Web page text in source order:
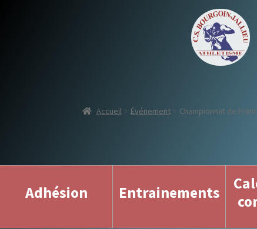
Accueil Événement Championnat de
Adhésion Entrainements